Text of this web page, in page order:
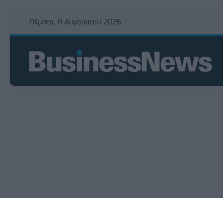
Πέμπτη, 6 Αυγούστου 2026